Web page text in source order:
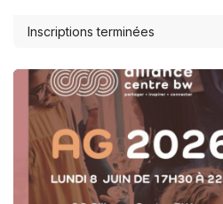
Inscriptions terminées